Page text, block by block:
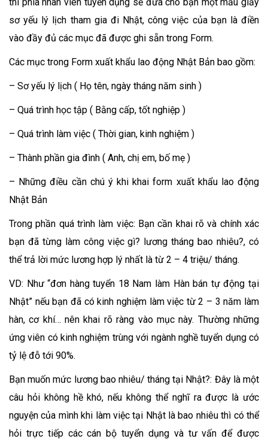
thì phía nhân viên tuyển dụng sẽ đưa cho bạn một mẫu giấy
sơ yếu lý lịch tham gia đi Nhật, công việc của bạn là điền
vào đầy đủ các mục đã được ghi sẵn trong Form.
Các mục trong Form xuất khẩu lao động Nhật Bản bao gồm:
– Sơ yếu lý lịch ( Họ tên, ngày tháng năm sinh )
– Quá trình học tập ( Bằng cấp, tốt nghiệp )
– Quá trình làm việc ( Thời gian, kinh nghiệm )
– Thành phần gia đình ( Anh, chị em, bố mẹ )
– Những điều cần chú ý khi khai form xuất khẩu lao động
Nhật Bản
Trong phần quá trình làm việc: Bạn cần khai rõ và chính xác
bạn đã từng làm công việc gì? lương tháng bao nhiêu?, có
thể trả lời mức lương hợp lý nhất là từ 2 – 4 triệu/ tháng.
VD: Như “đơn hàng tuyển 18 Nam làm Hàn bán tự động tại
Nhật” nếu bạn đã có kinh nghiệm làm việc từ 2 – 3 năm làm
hàn, cơ khí… nên khai rõ ràng vào mục này. Thường những
ứng viên có kinh nghiệm trùng với ngành nghề tuyển dụng có
tỷ lệ đỗ tới 90%.
Bạn muốn mức lương bao nhiêu/ tháng tại Nhật?: Đây là một
câu hỏi không hề khó, nếu không thể nghĩ ra được là ước
nguyện của mình khi làm việc tại Nhật là bao nhiêu thì có thể
hỏi trực tiếp các cán bộ tuyển dụng và tư vấn để được